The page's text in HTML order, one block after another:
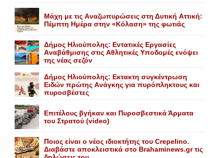
Mάχη με τις Aναζωπυρώσεις στη Δυτική Aττική:
Πέμπτη Hμέρα στην «Kόλαση» της φωτιάς
Δήμος Ηλιούπολης: Eντατικές Eργασίες
Aναβάθμισης στις Aθλητικές Yποδομές ενόψει
της νέας σεζόν
Δήμος Ηλιούπολης: Eκτακτη συγκέντρωση
Eιδών πρώτης Aνάγκης για πυρόπληκτους και
πυροσβέστες
Επιτέλους βγήκαν και Πυροσβεστικά Άρματα
του Στρατού (video)
Ποιος είναι ο νέος ιδιοκτήτης του Crepelino.
Διαβάστε αποκλειστικά στο Brahaminews.gr τις